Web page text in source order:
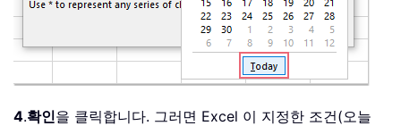
4.확인을 클릭합니다. 그러면 Excel 이 지정한 조건(오늘